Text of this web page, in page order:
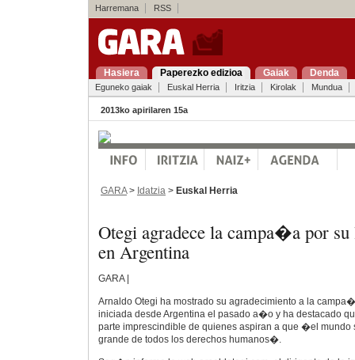
Harremana RSS
Hasiera Paperezko edizioa Gaiak Denda
Eguneko gaiak Euskal Herria Iritzia Kirolak Mundua
2013ko apirilaren 15a
GARA> Idatzia > Euskal Herria
Otegi agradece la campa�a por
en Argentina
GARA |
Arnaldo Otegi ha mostrado su agradecimiento a la
iniciada desde Argentina el pasado a�o y ha destacado
parte imprescindible de quienes aspiran a que �el mundo
grande de todos los derechos humanos�.